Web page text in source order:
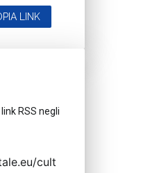
LINK
RSS negli